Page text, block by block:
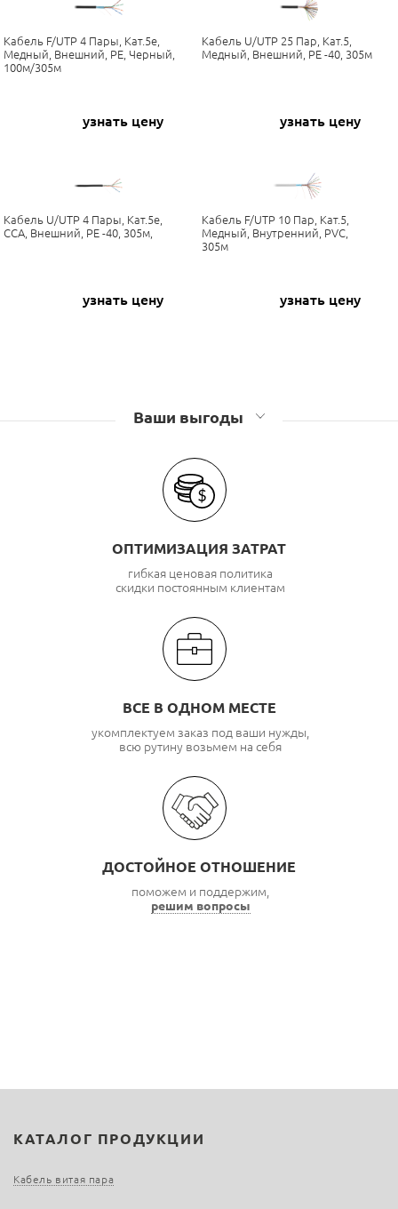
Кабель F/UTP 4 Пары, Кат.5е,
Медный, Внешний, PE, Черный,
100м/305м
узнать цену
Кабель U/UTP 25 Пар, Кат.5,
Медный, Внешний, PE -40, 305м
узнать цену
Кабель U/UTP 4 Пары, Кат.5e,
CCA, Внешний, PE -40, 305м,
узнать цену
Кабель F/UTP 10 Пар, Кат.5,
Медный, Внутренний, PVC,
305м
узнать цену
Ваши выгоды
ОПТИМИЗАЦИЯ ЗАТРАТ
гибкая ценовая политика
скидки постоянным клиентам
ВСЕ В ОДНОМ МЕСТЕ
укомплектуем заказ под ваши нужды,
всю рутину возьмем на себя
ДОСТОЙНОЕ ОТНОШЕНИЕ
поможем и поддержим,
решим вопросы
КАТАЛОГ ПРОДУКЦИИ
Кабель витая пара